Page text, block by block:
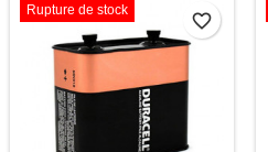
Rupture de stock favorite_border